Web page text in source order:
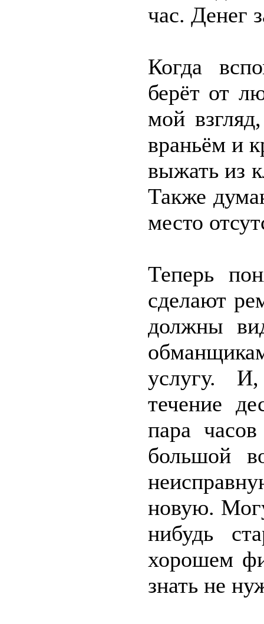
час. Денег
Когда
берёт от
мой
враньём и
выжать из
Также
место
Теперь
сделают
должны
услугу.
течение
пара
большой
новую.
нибудь
хорошем
знать не